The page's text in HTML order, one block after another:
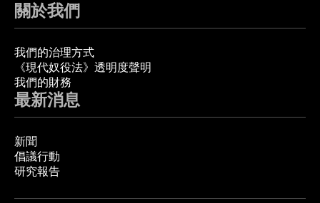
關於我們
我們的治理方式
《現代奴役法》透明度聲明
我們的財務
最新消息
新聞
倡議行動
研究報告